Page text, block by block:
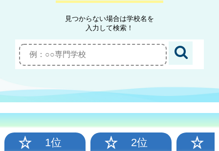
見つからない場合は学校名を
入力して検索！
1位 2位